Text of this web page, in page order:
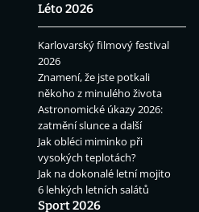
Léto 2026
Karlovarský filmový festival
2026
Znamení, že jste potkali
někoho z minulého života
Astronomické úkazy 2026:
zatmění slunce a další
Jak obléci miminko při
vysokých teplotách?
Jak na dokonalé letní mojito
6 lehkých letních salátů
Sport 2026